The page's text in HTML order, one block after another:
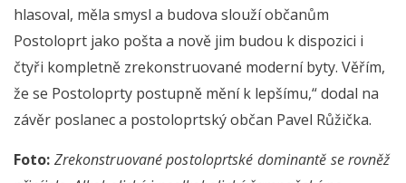
hlasoval, měla smysl a budova slouží občanům
Postoloprt jako pošta a nově jim budou k dispozici i
čtyři kompletně zrekonstruované moderní byty. Věřím,
že se Postoloprty postupně mění k lepšímu,“ dodal na
závěr poslanec a postoloprtský občan Pavel Růžička.
Foto: Zrekonstruované postoloprtské dominantě se rovněž